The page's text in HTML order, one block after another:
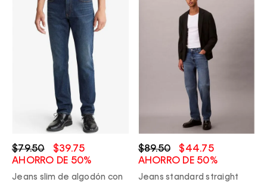
$79.50
$39.75
AHORRO DE 50%
Jeans slim de algodón con
$89.50
$44.75
AHORRO DE 50%
Jeans standard straight